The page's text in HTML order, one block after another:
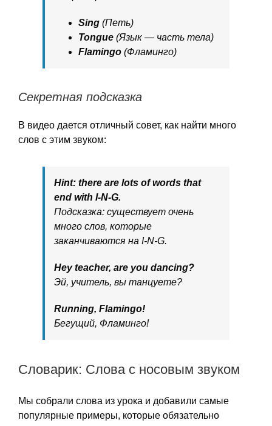
Sing (Петь)
Tongue (Язык — часть тела)
Flamingo (Фламинго)
Секретная подсказка
В видео дается отличный совет, как найти много
слов с этим звуком:
Hint: there are lots of words that
end with I-N-G.
Подсказка: существует очень
много слов, которые
заканчиваются на I-N-G.
Hey teacher, are you dancing?
Эй, учитель, вы танцуете?
Running, Flamingo!
Бегущий, Фламинго!
Словарик: Слова с носовым звуком
Мы собрали слова из урока и добавили самые
популярные примеры, которые обязательно